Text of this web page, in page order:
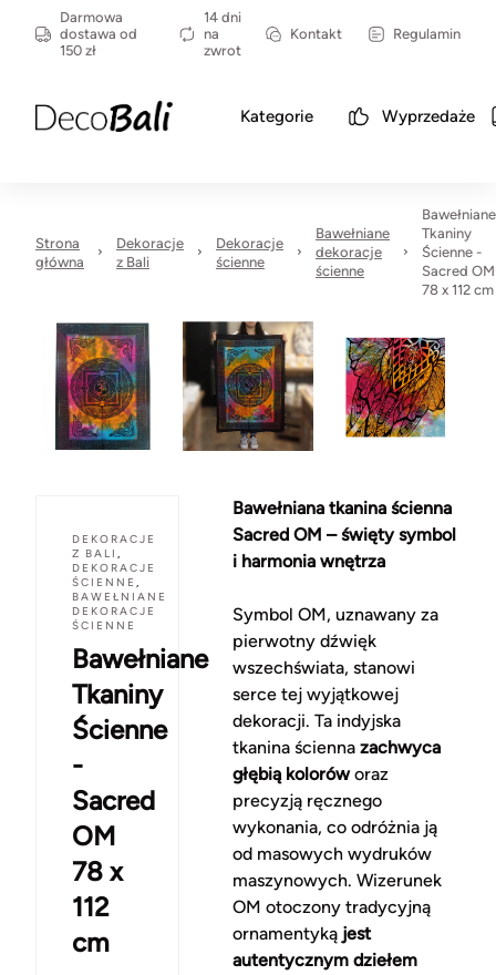
Darmowa
dostawa od
150 zł
14 dni
na
zwrot
Kontakt Regulamin
Kategorie Wyprzedaże
Strona
główna
Dekoracje
z Bali
Dekoracje
ścienne
Bawełniane
dekoracje
ścienne
Bawełniane
Tkaniny
Ścienne -
Sacred OM
78 x 112 cm
DEKORACJE
Z BALI ,
DEKORACJE
ŚCIENNE ,
BAWEŁNIANE
DEKORACJE
ŚCIENNE
Bawełniane
Tkaniny
Ścienne
-
Sacred
OM
78 x
112
cm
Bawełniana tkanina ścienna
Sacred OM – święty symbol
i harmonia wnętrza
Symbol OM, uznawany za
pierwotny dźwięk
wszechświata, stanowi
serce tej wyjątkowej
dekoracji. Ta indyjska
tkanina ścienna zachwyca
głębią koloróworaz
precyzją ręcznego
wykonania, co odróżnia ją
od masowych wydruków
maszynowych. Wizerunek
OM otoczony tradycyjną
ornamentyką jest
autentycznym dziełem